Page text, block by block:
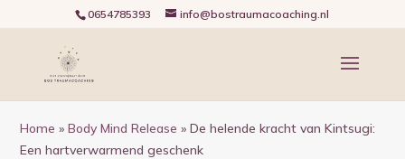
0654785393 info@bostraumacoaching.nl
Home »Body Mind Release »De helende kracht van Kintsugi:
Een hartverwarmend geschenk